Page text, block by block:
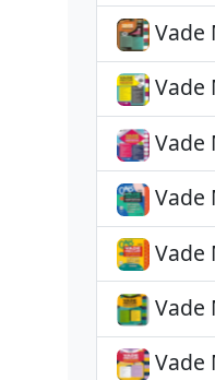
Vade
Vade
Vade
Vade
Vade
Vade
Vade